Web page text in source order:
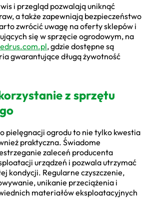
i przegląd pozwalają uniknąć
a także zapewniają bezpieczeństwo
zwrócić uwagę na oferty sklepów i
się w sprzęcie ogrodowym, na
, gdzie dostępne są
gwarantujące długą żywotność
z sprzętu
pielęgnacji ogrodu to nie tylko kwestia
praktyczna. Świadome
zaleceń producenta
urządzeń i pozwala utrzymać
kondycji. Regularne czyszczenie,
unikanie przeciążenia i
materiałów eksploatacyjnych